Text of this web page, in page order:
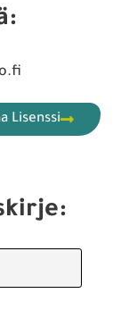
Lisenssi